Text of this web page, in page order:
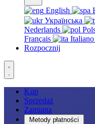
English
Українська
Nederlands
Français
Italiano
Rozpocznij
Kup
Sprzedaż
Zamiana
Metody płatności